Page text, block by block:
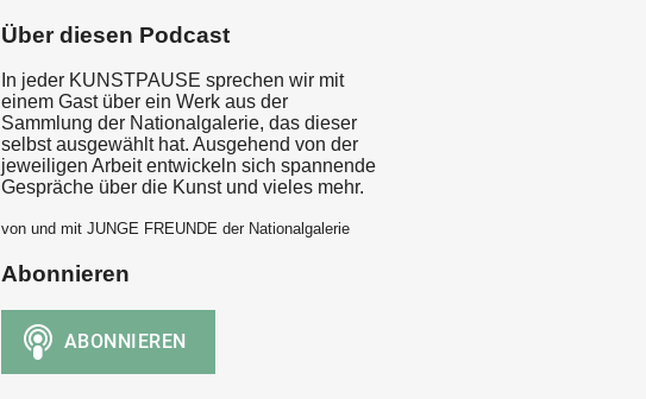
Über diesen Podcast
In jeder KUNSTPAUSE sprechen wir mit
einem Gast über ein Werk aus der
Sammlung der Nationalgalerie, das dieser
selbst ausgewählt hat. Ausgehend von der
jeweiligen Arbeit entwickeln sich spannende
Gespräche über die Kunst und vieles mehr.
von und mit JUNGE FREUNDE der Nationalgalerie
Abonnieren